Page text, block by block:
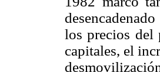
los precios del
capitales, el